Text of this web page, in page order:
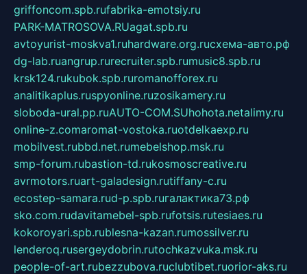
griffoncom.spb.rufabrika-emotsiy.ru
PARK-MATROSOVA.RUagat.spb.ru
avtoyurist-moskva1.ruhardware.org.ruсхема-авто.рф
dg-lab.ruangrup.rurecruiter.spb.rumusic8.spb.ru
krsk124.rukubok.spb.ruromanofforex.ru
analitikaplus.ruspyonline.ruzosikamery.ru
sloboda-ural.pp.ruAUTO-COM.SUhohota.netalimy.ru
online-z.comaromat-vostoka.ruotdelkaexp.ru
mobilvest.rubbd.net.rumebelshop.msk.ru
smp-forum.rubastion-td.rukosmoscreative.ru
avrmotors.ruart-galadesign.rutiffany-c.ru
ecostep-samara.rud-p.spb.ruгалактика73.рф
sko.com.rudavitamebel-spb.rufotsis.rutesiaes.ru
kokoroyari.spb.rublesna-kazan.rumossilver.ru
lenderoq.rusergeydobrin.rutochkazvuka.msk.ru
people-of-art.rubezzubova.ruclubtibet.ruorior-aks.ru